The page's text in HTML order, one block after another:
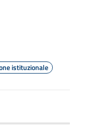
istituzionale